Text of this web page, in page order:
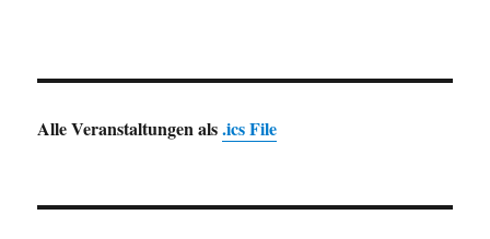
Alle Veranstaltungen als.ics File